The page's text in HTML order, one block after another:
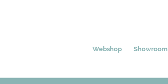
Webshop Showroom